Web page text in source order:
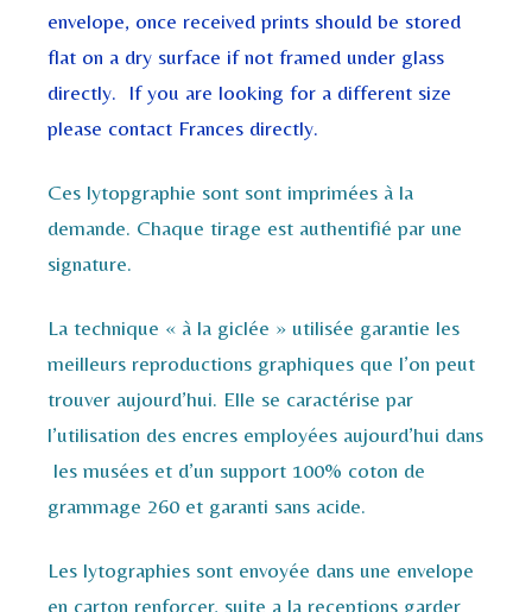
envelope, once received prints should be stored
flat on a dry surface if not framed under glass
directly. If you are looking for a different size
please contact Frances directly.
Ces lytopgraphie sont sont imprimées à la
demande. Chaque tirage est authentifié par une
signature.
La technique « à la giclée » utilisée garantie les
meilleurs reproductions graphiques que l’on peut
trouver aujourd’hui. Elle se caractérise par
l’utilisation des encres employées aujourd’hui dans
les musées et d’un support 100% coton de
grammage 260 et garanti sans acide.
Les lytographies sont envoyée dans une envelope
en carton renforcer, suite a la receptions garder